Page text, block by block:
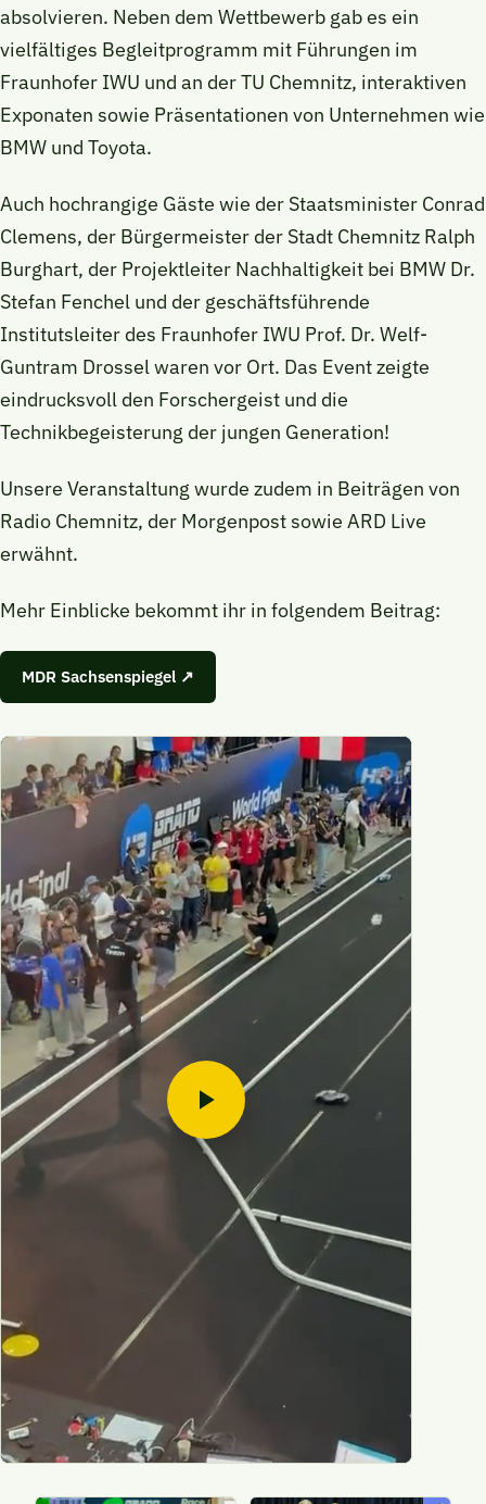
absolvieren. Neben dem Wettbewerb gab es ein
vielfältiges Begleitprogramm mit Führungen im
Fraunhofer IWU und an der TU Chemnitz, interaktiven
Exponaten sowie Präsentationen von Unternehmen wie
BMW und Toyota.
Auch hochrangige Gäste wie der Staatsminister Conrad
Clemens, der Bürgermeister der Stadt Chemnitz Ralph
Burghart, der Projektleiter Nachhaltigkeit bei BMW Dr.
Stefan Fenchel und der geschäftsführende
Institutsleiter des Fraunhofer IWU Prof. Dr. Welf-
Guntram Drossel waren vor Ort. Das Event zeigte
eindrucksvoll den Forschergeist und die
Technikbegeisterung der jungen Generation!
Unsere Veranstaltung wurde zudem in Beiträgen von
Radio Chemnitz, der Morgenpost sowie ARD Live
erwähnt.
Mehr Einblicke bekommt ihr in folgendem Beitrag:
MDR Sachsenspiegel ↗